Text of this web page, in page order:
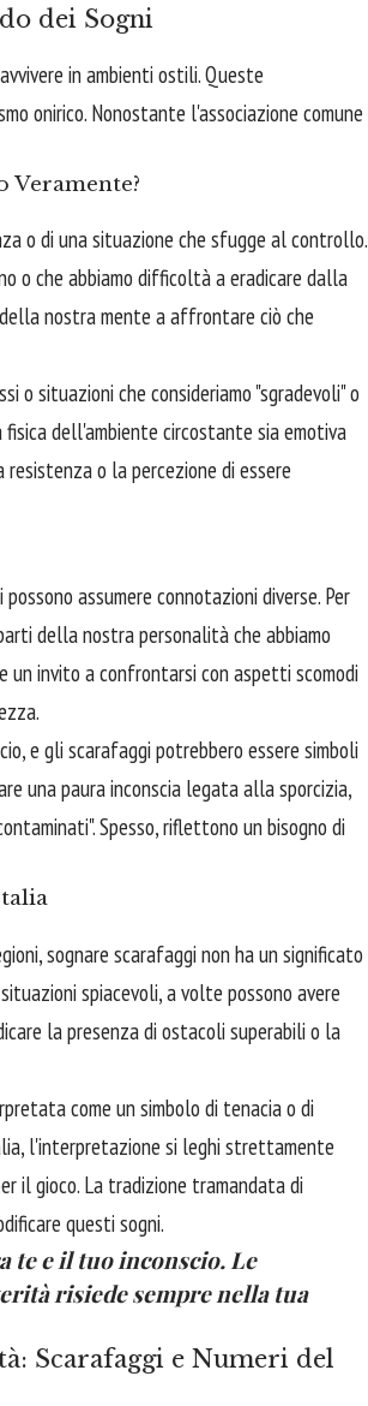
dei Sogni
in ambienti ostili. Queste
onirico. Nonostante l'associazione comune
Veramente?
o di una situazione che sfugge al controllo.
o che abbiamo difficoltà a eradicare dalla
nostra mente a affrontare ciò che
o situazioni che consideriamo "sgradevoli" o
fisica dell'ambiente circostante sia emotiva
o la percezione di essere
assumere connotazioni diverse. Per
della nostra personalità che abbiamo
un invito a confrontarsi con aspetti scomodi
e gli scarafaggi potrebbero essere simboli
una paura inconscia legata alla sporcizia,
Spesso, riflettono un bisogno di
sognare scarafaggi non ha un significato
spiacevoli, a volte possono avere
la presenza di ostacoli superabili o la
come un simbolo di tenacia o di
l'interpretazione si leghi strettamente
il gioco. La tradizione tramandata di
questi sogni.
te e il tuo inconscio. Le
risiede sempre nella tua
Scarafaggi e Numeri del